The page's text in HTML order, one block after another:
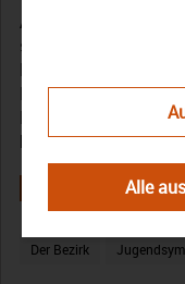
Außerdem geht es
schon ihre Vorfahren
Leben erhalten,
Bezirks und deren
beleuchtet.
Der Bezirk
Alle